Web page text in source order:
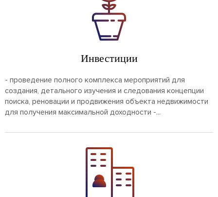
Инвестиции
- проведение полного комплекса мероприятий для
создания, детального изучения и следования концепции
поиска, реновации и продвижения объекта недвижимости
для получения максимальной доходности -...